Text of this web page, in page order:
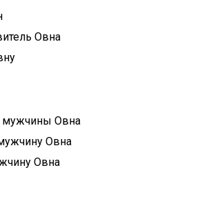
Овна
мужчины Овна
Овна
Овна